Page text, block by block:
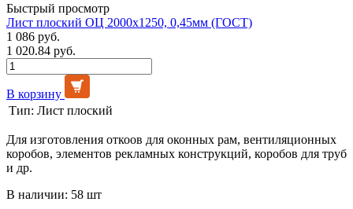
Быстрый просмотр
Лист плоский ОЦ 2000х1250, 0,45мм (ГОСТ)
1 086 руб.
1 020.84 руб.
В корзину
Тип: Лист плоский
Для изготовления откоов для оконных рам, вентиляционных
коробов, элементов рекламных конструкций, коробов для труб
и др.
В наличии: 58 шт